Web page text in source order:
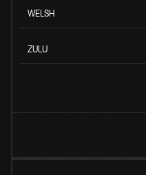
WELSH
ZULU